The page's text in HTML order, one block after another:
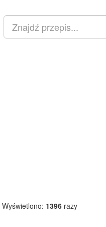
Wyświetlono: 1396 razy